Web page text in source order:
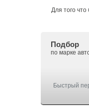
Для того
Подбор
по марке
Быстрый